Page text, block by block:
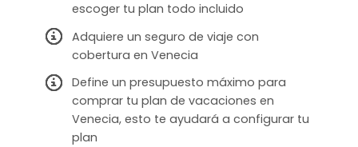
escoger tu plan todo incluido
Adquiere un seguro de viaje con
cobertura en Venecia
Define un presupuesto máximo para
comprar tu plan de vacaciones en
Venecia, esto te ayudará a configurar tu
plan